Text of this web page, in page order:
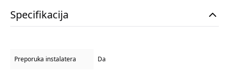
Specifikacija
Preporuka instalatera Da